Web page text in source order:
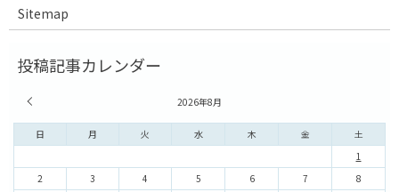
Sitemap
2026年8月
日 月 火 水 木 金 土
1
2
3 4 5 6 7
8